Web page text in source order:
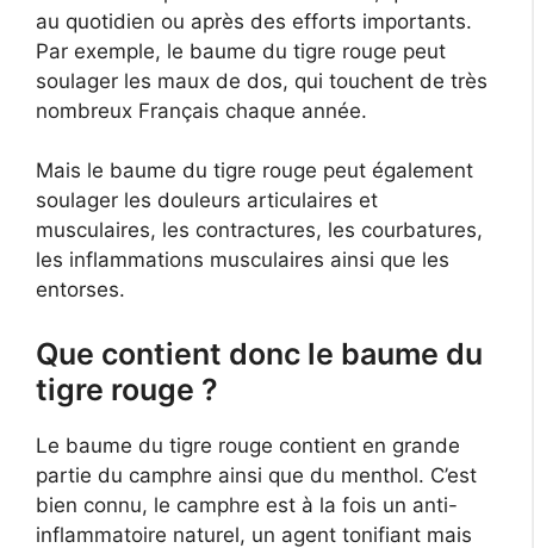
au quotidien ou après des efforts importants.
Par exemple, le baume du tigre rouge peut
soulager les maux de dos, qui touchent de très
nombreux Français chaque année.
Mais le baume du tigre rouge peut également
soulager les douleurs articulaires et
musculaires, les contractures, les courbatures,
les inflammations musculaires ainsi que les
entorses.
Que contient donc le baume du
tigre rouge ?
Le baume du tigre rouge contient en grande
partie du camphre ainsi que du menthol. C’est
bien connu, le camphre est à la fois un anti-
inflammatoire naturel, un agent tonifiant mais